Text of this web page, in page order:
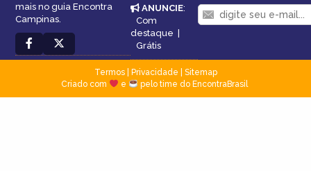
mais no guia Encontra
Campinas.
ANUNCIE:
Com
destaque |
Grátis
Termos| Privacidade
Sitemap
Criado com
e pelo time do EncontraBrasil